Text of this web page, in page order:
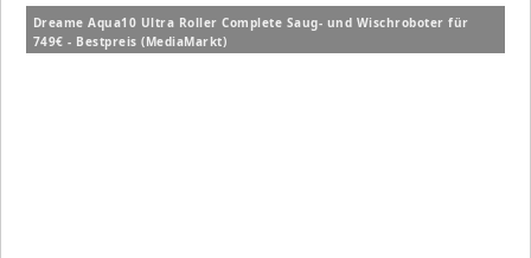
Dreame Aqua10 Ultra Roller Complete Saug- und Wischroboter für
749€ - Bestpreis (MediaMarkt)